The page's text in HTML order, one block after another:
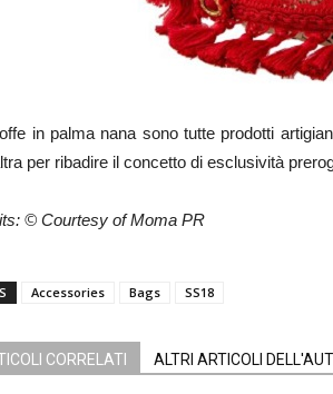
in palma nana sono tutte prodotti
per ribadire il concetto di esclusività
© Courtesy of Moma PR
Accessories Bags SS18
CORRELATI ALTRI ARTICOLI